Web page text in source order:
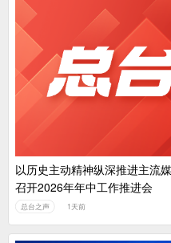
以历史主动精神纵深推进主流
召开2026年年中工作推进会
总台之声 1天前